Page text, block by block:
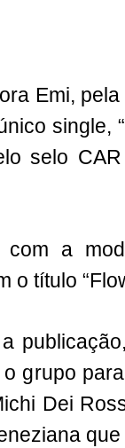
Emi,
single,
selo
a
o título
grupo
Dei